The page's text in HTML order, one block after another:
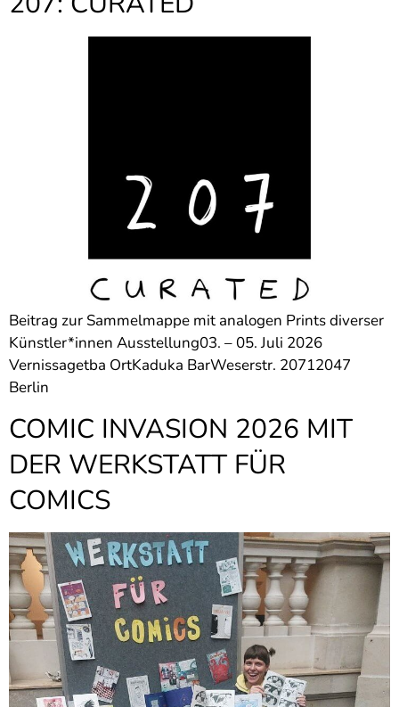
Beitrag zur Sammelmappe mit analogen Prints diverser
Künstler*innen Ausstellung03. – 05. Juli 2026
Vernissagetba OrtKaduka BarWeserstr. 20712047
Berlin
COMIC INVASION 2026 MIT
DER WERKSTATT FÜR
COMICS